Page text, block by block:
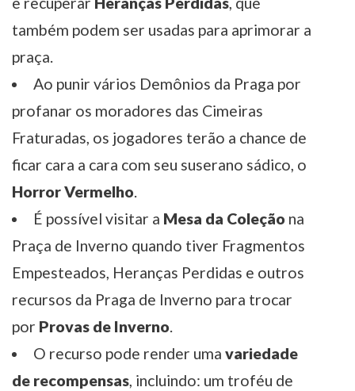
também podem ser usadas para aprimorar a
praça.
Ao punir vários Demônios da Praga por
profanar os moradores das Cimeiras
Fraturadas, os jogadores terão a chance de
ficar cara a cara com seu suserano sádico, o
Horror Vermelho.
É possível visitar a Mesa da Coleção na
Praça de Inverno quando tiver Fragmentos
Empesteados, Heranças Perdidas e outros
recursos da Praga de Inverno para trocar
por Provas de Inverno.
O recurso pode render uma variedade
de recompensas, incluindo: um troféu de